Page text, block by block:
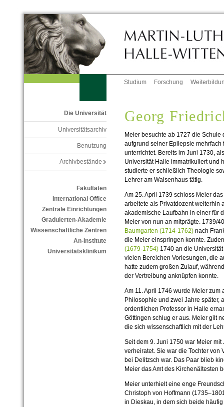
Studium Forschung
Die Universität
Universitätsarchiv
Benutzung
Archivbestände
Fakultäten
International Office
Zentrale Einrichtungen
Graduierten-Akademie
Wissenschaftliche Zentren
An-Institute
Universitätsklinikum
Georg
Meier besuchte ab 1727 die
aufgrund seiner Epilepsie mehrfach
unterrichtet. Bereits im Juni 1730,
Universität Halle immatrikuliert und
studierte er schließlich Theologie
Lehrer am Waisenhaus tätig.
Am 25. April 1739 schloss Meier
arbeitete als Privatdozent weiterhin
akademische Laufbahn in einer für
Meier von nun an mitprägte. 1739/
Baumgarten (1714-1762)nach
die Meier einspringen konnte.
(1679-1754)1740 an die Universität
vielen Bereichen Vorlesungen, die
hatte zudem großen Zulauf,
der Vertreibung anknüpfen konnte.
Am 11. April 1746 wurde Meier
Philosophie und zwei Jahre später,
ordentlichen Professor in Halle
Göttingen schlug er aus. Meier gilt
die sich wissenschaftlich mit der
Seit dem 9. Juni 1750 war Meier
verheiratet. Sie war die Tochter von
bei Delitzsch war. Das Paar blieb
Meier das Amt des Kirchenältesten
Meier unterhielt eine enge
Christoph von Hoffmann
in Dieskau, in dem sich beide